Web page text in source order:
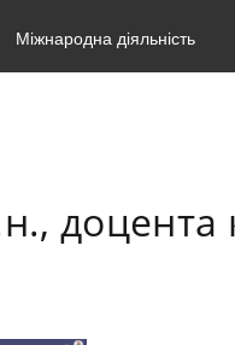
Міжнародна діяльність